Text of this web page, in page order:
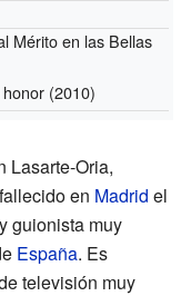
Mérito en las Bellas
(2010)
Lasarte-Oria,
en Madrid el
guionista muy
España. Es
televisión muy